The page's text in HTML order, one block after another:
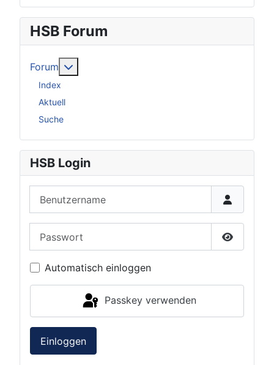
HSB Forum
Forum
Index
Aktuell
Suche
HSB Login
Passwort
Automatisch einloggen
Passkey verwenden
Einloggen